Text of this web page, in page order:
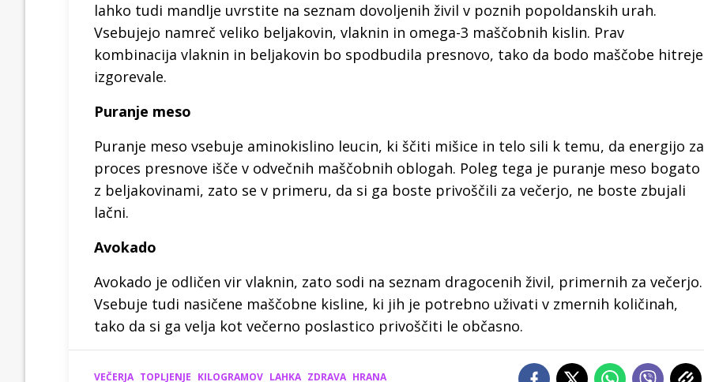
lahko tudi mandlje uvrstite na seznam dovoljenih živil v poznih popoldanskih urah.
Vsebujejo namreč veliko beljakovin, vlaknin in omega-3 maščobnih kislin. Prav
kombinacija vlaknin in beljakovin bo spodbudila presnovo, tako da bodo maščobe hitreje
izgorevale.
Puranje meso
Puranje meso vsebuje aminokislino leucin, ki ščiti mišice in telo sili k temu, da energijo za
proces presnove išče v odvečnih maščobnih oblogah. Poleg tega je puranje meso bogato
z beljakovinami, zato se v primeru, da si ga boste privoščili za večerjo, ne boste zbujali
lačni.
Avokado
Avokado je odličen vir vlaknin, zato sodi na seznam dragocenih živil, primernih za večerjo.
Vsebuje tudi nasičene maščobne kisline, ki jih je potrebno uživati v zmernih količinah,
tako da si ga velja kot večerno poslastico privoščiti le občasno.
VEČERJA TOPLJENJE KILOGRAMOV LAHKA ZDRAVA HRANA